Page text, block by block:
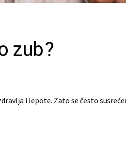
zub?
i lepote. Zato se često